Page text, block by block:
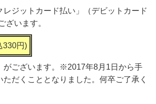
レジットカード払い」（デビットカード
ざいます。
330円)
がございます。※2017年8月1日から手
だくこととなりました。何卒ご了承く